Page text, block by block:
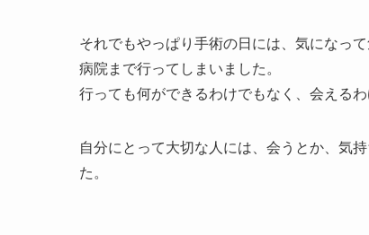
それでもやっぱり手術の日には、気になって
病院まで行ってしまいました。
行っても何ができるわけでもなく、会えるわ
自分にとって大切な人には、会うとか、気
た。